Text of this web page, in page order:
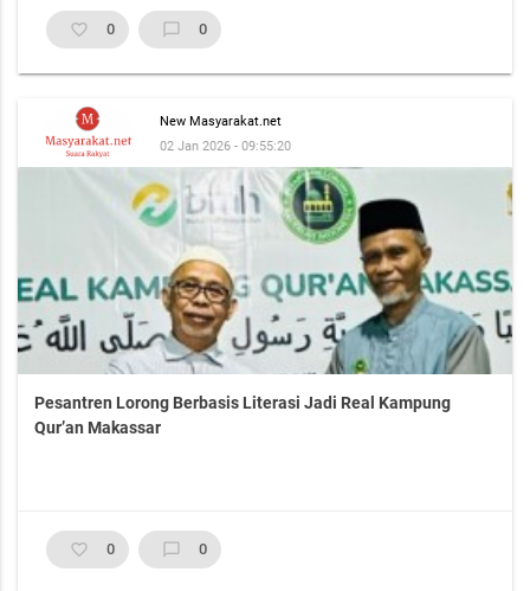
favorite_border 0 chat_bubble_outline 0
New Masyarakat.net
02 Jan 2026 - 09:55:20
Pesantren Lorong Berbasis Literasi Jadi Real Kampung
Qur’an Makassar
favorite_border 0 chat_bubble_outline 0